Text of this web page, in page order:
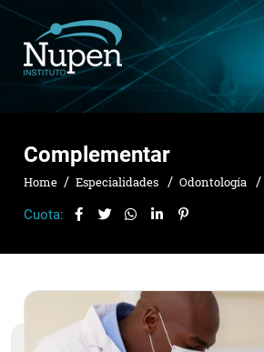
Complementar
Home Especialidades Odontología
Cuota: